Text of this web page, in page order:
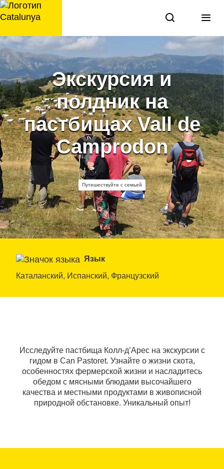
перейти
к
Экскурсия и
полдник на
пастбищах Vall de
Camprodon
Путешествуйте с семьей
Язык
Каталанский, Испанский, Французский
Исследуйте пастбища Колл-д’Арес на экскурсии с
гидом в Can Pastoret. Узнайте о жизни скота,
особенностях фермерской жизни и насладитесь
обедом с мясными блюдами высочайшего
качества и местными продуктами в живописной
природной обстановке. Уникальный опыт!